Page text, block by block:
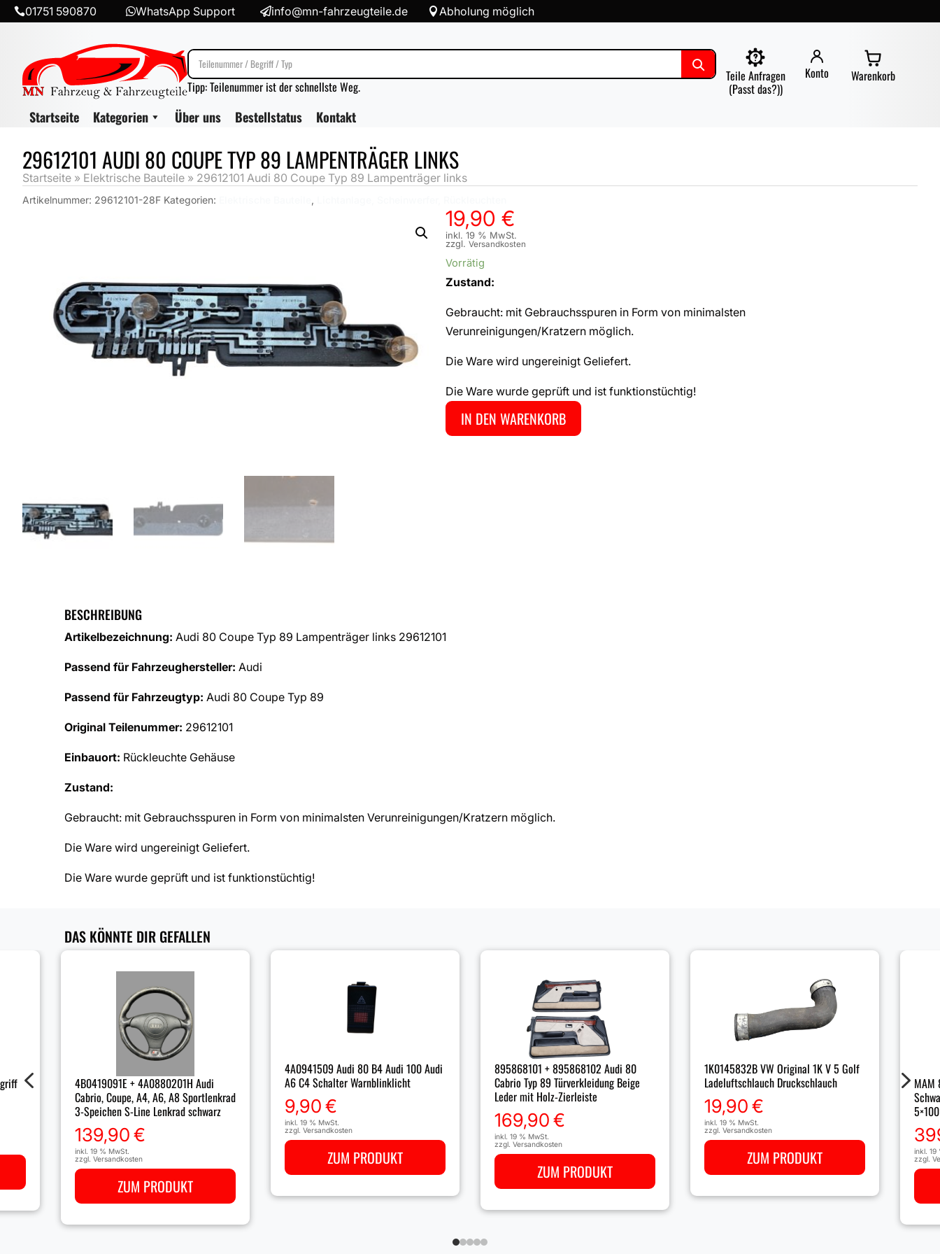
01751 590870 WhatsApp Support info@mn-fahrzeugteile.de Abholung möglich
Teile Anfragen
(Passt das?))
Konto Warenkorb
Tipp: Teilenummer ist der schnellste Weg.
Startseite Kategorien Über uns Bestellstatus Kontakt
29612101 AUDI 80 COUPE TYP 89 LAMPENTRÄGER LINKS
Startseite » Elektrische Bauteile » 29612101 Audi 80 Coupe Typ 89 Lampenträger links
Artikelnummer: 29612101-28F Kategorien: ,
19,90 €
inkl. 19 % MwSt.
zzgl. Versandkosten
Vorrätig
Zustand:
Gebraucht: mit Gebrauchsspuren in Form von minimalsten
Verunreinigungen/Kratzern möglich.
Die Ware wird ungereinigt Geliefert.
Die Ware wurde geprüft und ist funktionstüchtig!
IN DEN WARENKORB
BESCHREIBUNG
Artikelbezeichnung: Audi 80 Coupe Typ 89 Lampenträger links 29612101
Passend für Fahrzeughersteller: Audi
Passend für Fahrzeugtyp: Audi 80 Coupe Typ 89
Original Teilenummer: 29612101
Einbauort: Rückleuchte Gehäuse
Zustand:
Gebraucht: mit Gebrauchsspuren in Form von minimalsten Verunreinigungen/Kratzern möglich.
Die Ware wird ungereinigt Geliefert.
Die Ware wurde geprüft und ist funktionstüchtig!
DAS KÖNNTE DIR GEFALLEN
4B0419091E + 4A0880201H Audi
Cabrio, Coupe, A4, A6, A8 Sportlenkrad
3-Speichen S-Line Lenkrad schwarz
139,90€
inkl. 19 % MwSt.
zzgl. Versandkosten
ZUM PRODUKT
4A0941509 Audi 80 B4 Audi 100 Audi
A6 C4 Schalter Warnblinklicht
9,90€
inkl. 19 % MwSt.
zzgl. Versandkosten
ZUM PRODUKT
895868101 + 895868102 Audi 80
Cabrio Typ 89 Türverkleidung Beige
Leder mit Holz-Zierleiste
169,90€
inkl. 19 % MwSt.
zzgl. Versandkosten
ZUM PRODUKT
1K0145832B VW Original 1K V 5 Golf
Ladeluftschlauch Druckschlauch
19,90€
inkl. 19 % MwSt.
zzgl. Versandkosten
ZUM PRODUKT
MAM
inkl. 19
zzgl.
4 5